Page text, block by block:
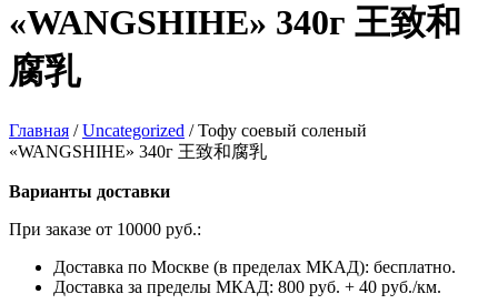
«WANGSHIHE» 340г 王致和
腐乳
Главная /Uncategorized /Тофу соевый соленый
«WANGSHIHE» 340г 王致和腐乳
Варианты доставки
При заказе от 10000 руб.:
Доставка по Москве (в пределах МКАД): бесплатно.
Доставка за пределы МКАД: 800 руб. + 40 руб./км.